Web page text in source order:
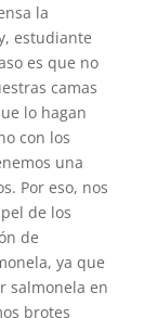
la
estudiante
es que no
camas
lo hagan
con los
una
Por eso, nos
de los
de
ya que
salmonela en
brotes